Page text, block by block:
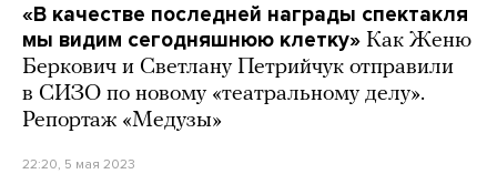
«В качестве последней награды спектакля
мы видим сегодняшнюю клетку» Как Женю
Беркович и Светлану Петрийчук отправили
в СИЗО по новому «театральному делу».
Репортаж «Медузы»
22:20, 5 мая 2023